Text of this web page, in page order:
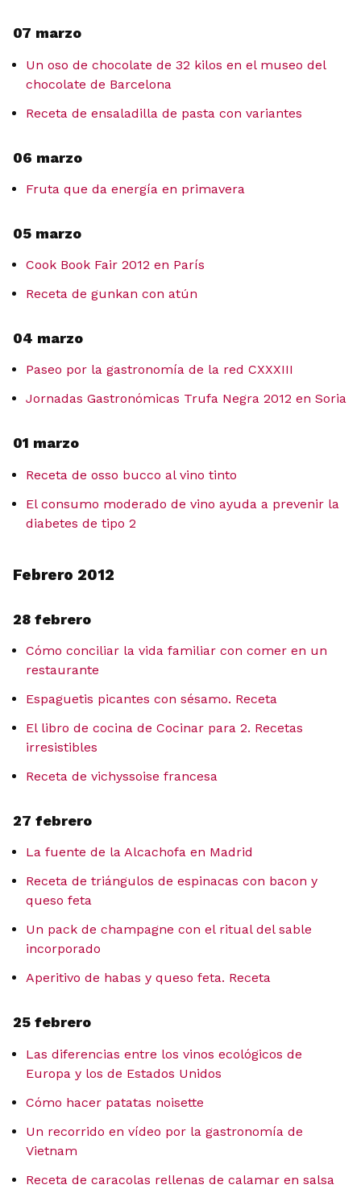
07 marzo
Un oso de chocolate de 32 kilos en el museo del
chocolate de Barcelona
Receta de ensaladilla de pasta con variantes
06 marzo
Fruta que da energía en primavera
05 marzo
Cook Book Fair 2012 en París
Receta de gunkan con atún
04 marzo
Paseo por la gastronomía de la red CXXXIII
Jornadas Gastronómicas Trufa Negra 2012 en Soria
01 marzo
Receta de osso bucco al vino tinto
El consumo moderado de vino ayuda a prevenir la
diabetes de tipo 2
Febrero 2012
28 febrero
Cómo conciliar la vida familiar con comer en un
restaurante
Espaguetis picantes con sésamo. Receta
El libro de cocina de Cocinar para 2. Recetas
irresistibles
Receta de vichyssoise francesa
27 febrero
La fuente de la Alcachofa en Madrid
Receta de triángulos de espinacas con bacon y
queso feta
Un pack de champagne con el ritual del sable
incorporado
Aperitivo de habas y queso feta. Receta
25 febrero
Las diferencias entre los vinos ecológicos de
Europa y los de Estados Unidos
Cómo hacer patatas noisette
Un recorrido en vídeo por la gastronomía de
Vietnam
Receta de caracolas rellenas de calamar en salsa